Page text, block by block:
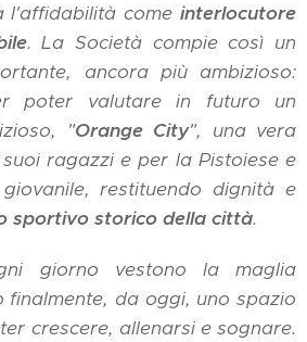
l'affidabilità come interlocutore
. La Società compie così un
ancora più ambizioso:
poter valutare in futuro un
"Orange City", una vera
ragazzi e per la Pistoiese e
restituendo dignità e
sportivo storico della città.
giorno vestono la maglia
finalmente, da oggi, uno spazio
crescere, allenarsi e sognare.